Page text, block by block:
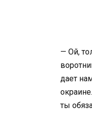
— Ой,
дает
ты